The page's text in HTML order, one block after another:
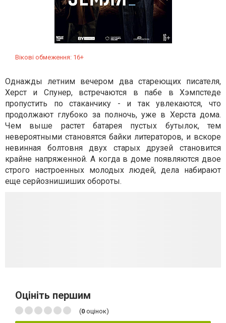
Вікові обмеження: 16+
Однажды летним вечером два стареющих писателя,
Херст и Спунер, встречаются в пабе в Хэмпстеде
пропустить по стаканчику - и так увлекаются, что
продолжают глубоко за полночь, уже в Херста дома.
Чем выше растет батарея пустых бутылок, тем
невероятными становятся байки литераторов, и вскоре
невинная болтовня двух старых друзей становится
крайне напряженной. А когда в доме появляются двое
строго настроенных молодых людей, дела набирают
еще серйознишиших обороты.
Оцініть першим
(0 оцінок)